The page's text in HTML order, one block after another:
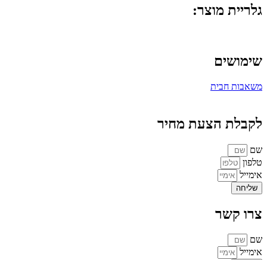
גלריית מוצר:
שימושים
משאבות חבית
לקבלת הצעת מחיר
שם
טלפון
אימייל
שליחה
צרו קשר
שם
אימייל